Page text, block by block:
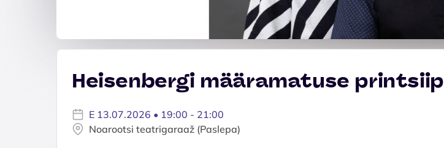
Heisenbergi määramatuse printsiip
E 13.07.2026 • 19:00 - 21:00
Noarootsi teatrigaraaž (Paslepa)